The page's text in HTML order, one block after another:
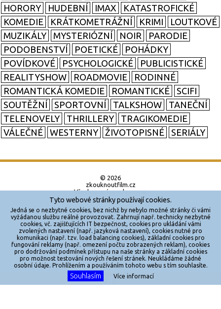
HORORY
HUDEBNÍ IMAX
KATASTROFICKÉ
KOMEDIE
KRÁTKOMETRÁŽNÍ KRIMI
LOUTKOVÉ
MUZIKÁLY
MYSTERIÓZNÍ NOIR
PARODIE
PODOBENSTVÍ
POETICKÉ
POHÁDKY
POVÍDKOVÉ
PSYCHOLOGICKÉ
PUBLICISTICKÉ
REALITYSHOW
ROADMOVIE
RODINNÉ
ROMANTICKÁ KOMEDIE
ROMANTICKÉ
SCIFI
SOUTĚŽNÍ
SPORTOVNÍ TALKSHOW
TANEČNÍ
TELENOVELY
THRILLERY
TRAGIKOMEDIE
VÁLEČNÉ
WESTERNY ŽIVOTOPISNÉ SERIÁLY
© 2026
zkouknoutfilm.cz
Všechna práva vyhrazena.
Powered by
Reklama
Sítě
Redakce
Jakékoliv užití obsahu je bez souhlasu provozovatele zakázáno.
Tyto webové stránky používají cookies.
Jedná se o nezbytné cookies, bez nichž by nebylo možné stránky či vámi
vyžádanou službu reálně provozovat. Zahrnují např. technicky nezbytné
cookies, vč. zajišťujících IT bezpečnost, cookies pro ukládání vámi
zvolených nastavení (např. jazyková nastavení), cookies nutné pro
komunikaci (např. tzv. load balancing cookies), základní cookies pro
fungování reklamy (např. omezení počtu zobrazených reklam), cookies
pro dodržování podmínek přístupu na naše stránky a základní cookies
pro možnost testování nových řešení stránek. Neukládáme žádné
osobní údaje. Prohlížením a používáním tohoto webu s tím souhlasíte.
Souhlasím Více informací